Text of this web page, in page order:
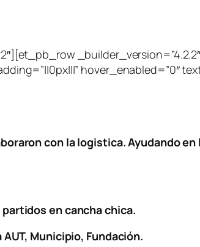
hover_enabled=”0″
con la logistica. Ayudando
en cancha chica.
Municipio, Fundación.